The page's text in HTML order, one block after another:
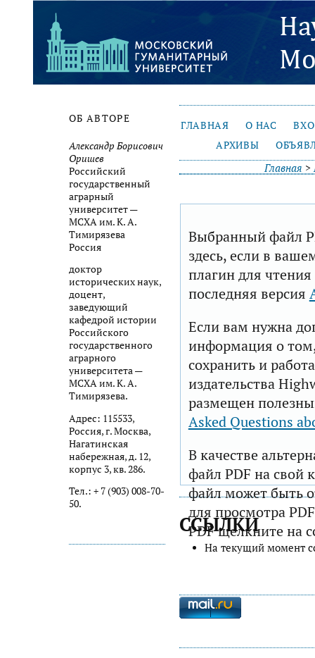
ОБ АВТОРЕ
Александр Борисович
Оришев
Российский
государственный
аграрный
университет —
МСХА им. К. А.
Тимирязева
Россия
доктор
исторических наук,
доцент,
заведующий
кафедрой истории
Российского
государственного
аграрного
университета —
МСХА им. К. А.
Тимирязева.
Адрес: 115533,
Россия, г. Москва,
Нагатинская
набережная, д. 12,
корпус 3, кв. 286.
Тел.: + 7 (903) 008-70-
50.
ГЛАВНАЯ О НАС
АРХИВЫ
Главная >
Выбранный файл
здесь, если в
плагин для
последняя версия
Если вам нужна
информация о том,
сохранить и
издательства
размещен
Asked Questions
В качестве
файл PDF на свой
файл может быть
для просмотра
PDF щелкните на
ССЫЛКИ
На текущий момент